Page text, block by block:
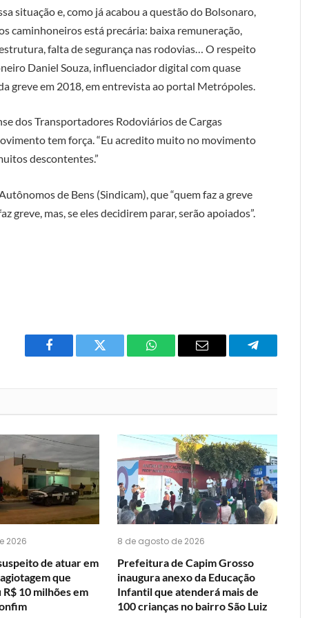
situação e, como já acabou a questão do Bolsonaro,
caminhoneiros está precária: baixa remuneração,
falta de segurança nas rodovias… O respeito
Daniel Souza, influenciador digital com quase
greve em 2018, em entrevista ao portal Metrópoles.
dos Transportadores Rodoviários de Cargas
tem força. “Eu acredito muito no movimento
descontentes.”
de Bens (Sindicam), que “quem faz a greve
greve, mas, se eles decidirem parar, serão apoiados”.
Facebook Twitter
O
do
WhatsApp?
E-
Telegrama
2026
de atuar em
que
10 milhões em
8 de agosto de 2026
Prefeitura de Capim Grosso
inaugura anexo da Educação
Infantil que atenderá mais de
100 crianças no bairro São Luiz